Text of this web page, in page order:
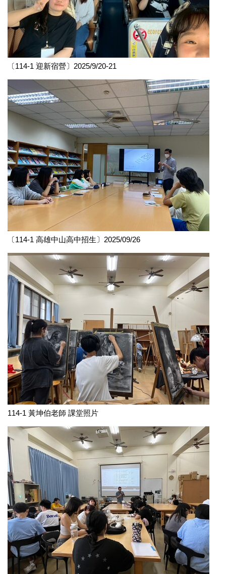
〔114-1 迎新宿營〕2025/9/20-21
〔114-1 高雄中山高中招生〕2025/09/26
114-1 黃坤伯老師 課堂照片